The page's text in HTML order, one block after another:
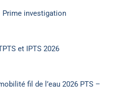
investigation
et IPTS 2026
fil de l’eau 2026 PTS –